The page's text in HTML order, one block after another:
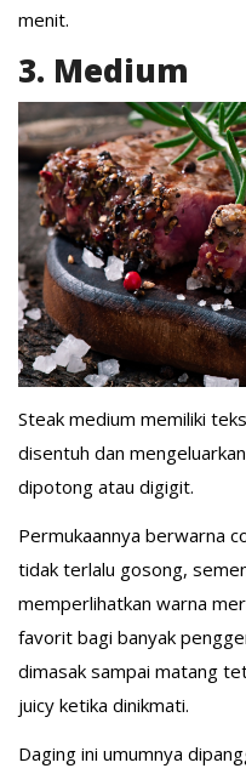
menit.
3. Medium
Steak medium memiliki
disentuh dan
dipotong atau digigit.
Permukaannya berwarna
tidak terlalu gosong,
memperlihatkan warna
favorit bagi banyak
dimasak sampai matang
juicy ketika dinikmati.
Daging ini umumnya